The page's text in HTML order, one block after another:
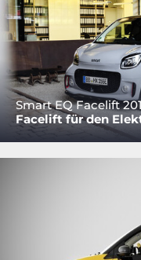
Smart EQ Facelift
Facelift für den